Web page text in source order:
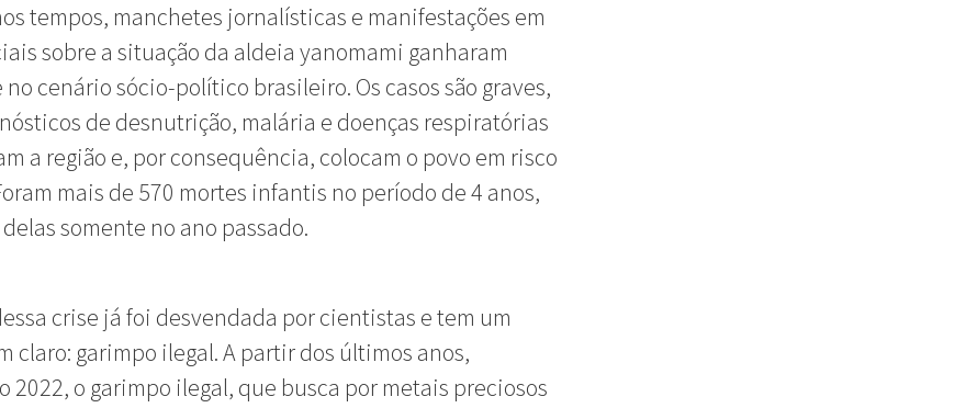
tempos, manchetes jornalísticas e manifestações em
sobre a situação da aldeia yanomami ganharam
cenário sócio-político brasileiro. Os casos são graves,
de desnutrição, malária e doenças respiratórias
a região e, por consequência, colocam o povo em risco
mais de 570 mortes infantis no período de 4 anos,
somente no ano passado.
crise já foi desvendada por cientistas e tem um
claro: garimpo ilegal. A partir dos últimos anos,
2022, o garimpo ilegal, que busca por metais preciosos